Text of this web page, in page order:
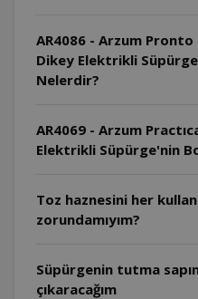
AR4086 - Arzum Pronto
Dikey Elektrikli
Nelerdir?
AR4069 - Arzum
Elektrikli Süpürge'nin
Toz haznesini her
zorundamıyım?
Süpürgenin tutma
çıkaracağım